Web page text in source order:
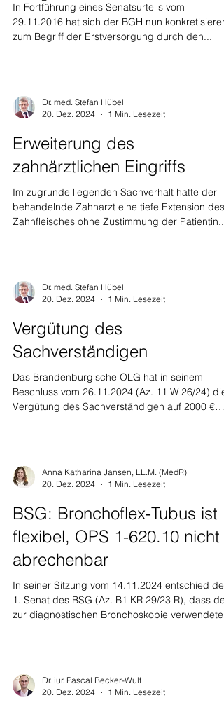
In Fortführung eines Senatsurteils vom
29.11.2016 hat sich der BGH nun
zum Begriff der Erstversorgung durch den...
Dr. med. Stefan Hübel
20. Dez. 2024
1 Min. Lesezeit
Erweiterung des
zahnärztlichen Eingriffs
Im zugrunde liegenden Sachverhalt hatte der
behandelnde Zahnarzt eine tiefe Extension des
Zahnfleisches ohne Zustimmung der Patientin...
Dr. med. Stefan Hübel
20. Dez. 2024
1 Min. Lesezeit
Vergütung des
Sachverständigen
Das Brandenburgische OLG hat in seinem
Beschluss vom 26.11.2024 (Az. 11 W 26/24) die
Vergütung des Sachverständigen auf 2000 €
Anna Katharina Jansen, LL.M. (MedR)
20. Dez. 2024
1 Min. Lesezeit
BSG: Bronchoflex-Tubus ist
flexibel, OPS 1-620.10 nicht
abrechenbar
In seiner Sitzung vom 14.11.2024 entschied der
1. Senat des BSG (Az. B1 KR 29/23 R), dass der
zur diagnostischen Bronchoskopie
Dr. iur. Pascal Becker-Wulf
20. Dez. 2024
1 Min. Lesezeit